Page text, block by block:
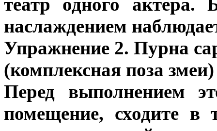
наслаждением
Упражнение 2. Пурна
(комплексная поза змеи)
Перед выполнением
помещение, сходите в